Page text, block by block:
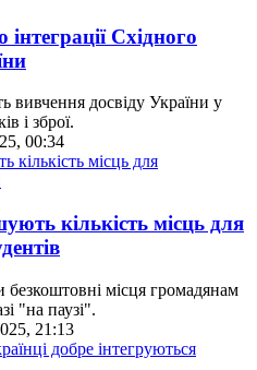
Східного
вивчення досвіду України у
і зброї.
00:34
кількість місць для
безкоштовні місця громадянам
"на паузі".
21:13